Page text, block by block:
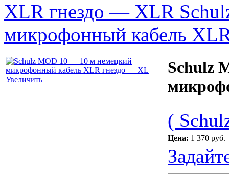
XLR гнездо — XLR
микрофонный кабель
Увеличить
Schulz
(
Цена: 1 370 руб.